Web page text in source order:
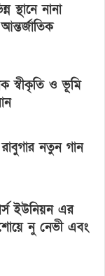
স্থানে নানা
স্বীকৃতি ও ভূমি
রাবুগার নতুন গান
ইউনিয়ন এর
শোয়ে নু নেভী এবং